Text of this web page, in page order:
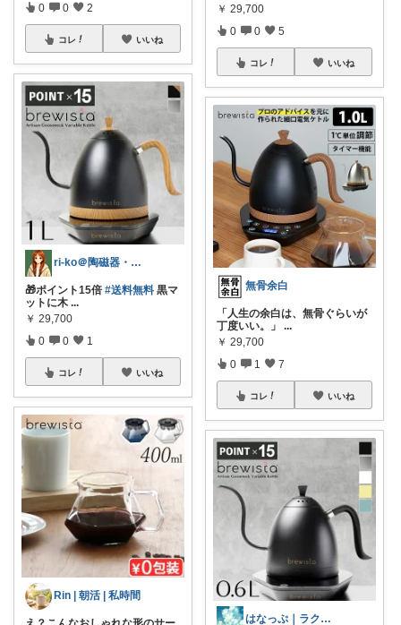
0 0 2
コレ いいね
ri-ko＠陶磁器・インテリア雑貨好き
🎁ポイント15倍 #送料無料 黒マ
ットに木 ...
￥ 29,700
0 0 1
コレ いいね
Rin | 朝活 | 私時間
￥ 29,700
0 0 5
コレ いいね
無骨余白
「人生の余白は、無骨ぐらいが
丁度いい。」 ...
￥ 29,700
0 1 7
コレ いいね
はなっぷ｜ラクに生きる